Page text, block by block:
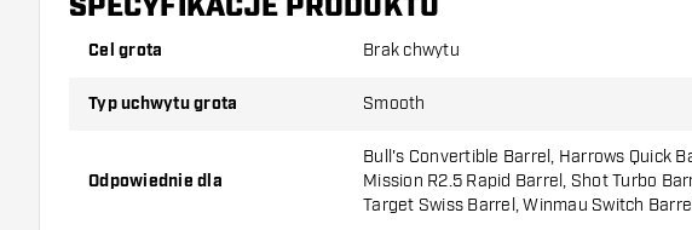
Cel grota Brak chwytu
Typ uchwytu grota Smooth
Odpowiednie dla
Bull's Convertible Barrel, Harrows Quick
Mission R2.5 Rapid Barrel, Shot Turbo
Target Swiss Barrel, Winmau Switch Barrel